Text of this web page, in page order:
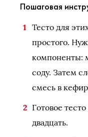
Пошаговая
Тесто для
простого.
компоненты:
соду. Затем
смесь в
Готовое
двадцать.